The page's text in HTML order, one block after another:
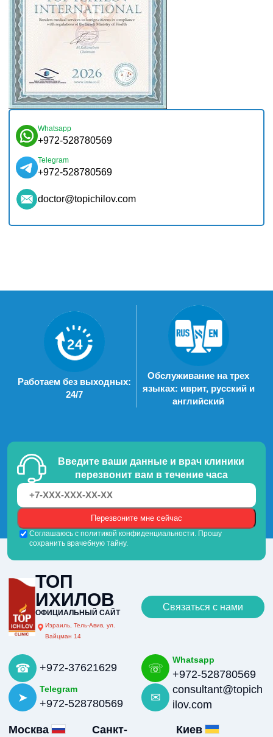
Whatsapp
+972-528780569
Telegram
+972-528780569
doctor@topichilov.com
Работаем без выходных:
24/7
Обслуживание на трех
языках: иврит, русский и
английский
Введите ваши данные и врач клиники
перезвонит вам в течение часа
Соглашаюсь с политикой конфиденциальности. Прошу
сохранить врачебную тайну.
ТОП
ИХИЛОВ
ОФИЦИАЛЬНЫЙ САЙТ
Израиль, Тель-Авив, ул.
Вайцман 14
+972-37621629
Whatsapp
+972-528780569
Telegram
+972-528780569
consultant@topich
ilov.com
Связаться с нами
Москва
Санкт-
Киев